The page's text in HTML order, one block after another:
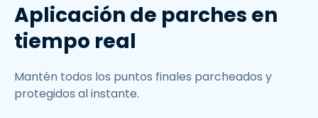
Aplicación de parches en
tiempo real
Mantén todos los puntos finales parcheados y
protegidos al instante.